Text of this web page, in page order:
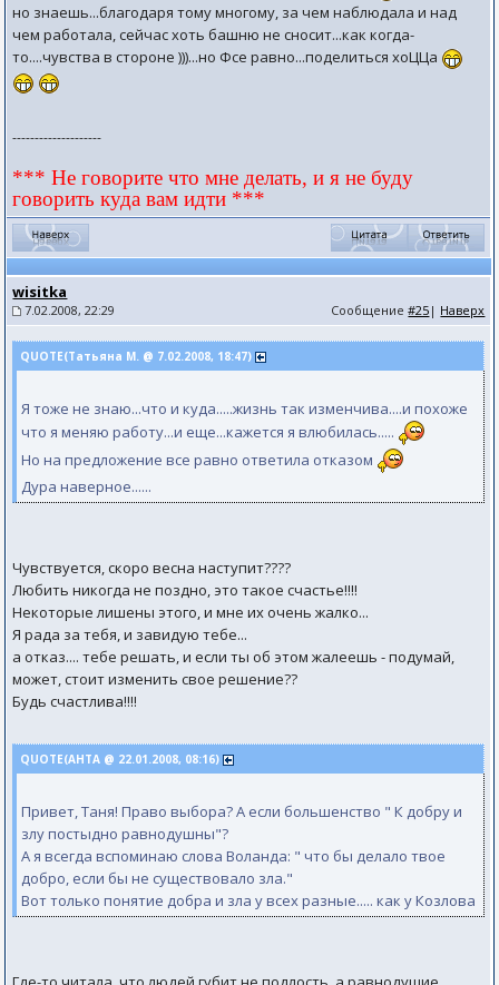
но знаешь...благодаря тому многому, за чем наблюдала и над
чем работала, сейчас хоть башню не сносит...как когда-
то....чувства в стороне )))...но Фсе равно...поделиться хоЦЦа
--------------------
*** Не говорите что мне делать, и я не буду
говорить куда вам идти ***
wisitka
7.02.2008, 22:29 Сообщение#25 | Наверх
QUOTE(Татьяна М. @ 7.02.2008, 18:47)
Я тоже не знаю...что и куда.....жизнь так изменчива....и похоже
что я меняю работу...и еще...кажется я влюбилась.....
Но на предложение все равно ответила отказом
Дура наверное......
Чувствуется, скоро весна наступит????
Любить никогда не поздно, это такое счастье!!!!
Некоторые лишены этого, и мне их очень жалко...
Я рада за тебя, и завидую тебе...
а отказ.... тебе решать, и если ты об этом жалеешь - подумай,
может, стоит изменить свое решение??
Будь счастлива!!!!
QUOTE(АНТА @ 22.01.2008, 08:16)
Привет, Таня! Право выбора? А если большенство " К добру и
злу постыдно равнодушны"?
А я всегда вспоминаю слова Воланда: " что бы делало твое
добро, если бы не существовало зла."
Вот только понятие добра и зла у всех разные..... как у Козлова